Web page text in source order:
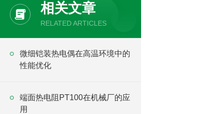
相关文章
RELATED ARTICLES
微细铠装热电偶在高温环境中的
性能优化
端面热电阻PT100在机械厂的应
用